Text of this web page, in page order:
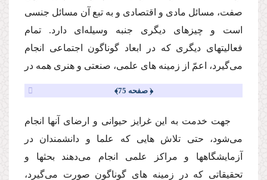
صفت، مسائل مادى و اقتصادى و به تبع آن مسائل جنسى
است و چیزهاى دیگرى جنبه وسیله‌اى دارد. تمام
فعالیتهاى دیگرى كه در ابعاد گوناگون اجتماعى انجام‌
مى‌گیرد، اعمّ از زمینه هاى علمى، صنعتى و هنرى همه در
﴿ صفحه 75﴾
جهت خدمت به این غرایز حیوانى و ارضاى آنها انجام‌
مى‌شود، حتى تلاش هایى كه علما و دانشمندان در
آزمایشگاهها و مراكز علمى انجام‌ مى‌دهند بحثها و
تحقیقاتى كه در زمینه هاى گوناگون صورت‌ مى‌گیرد،